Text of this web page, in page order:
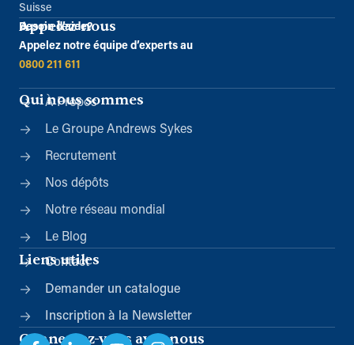
Suisse
Appelez-nous
Besoin d’aide?
Appelez notre équipe d’experts au
0800 211 611
Qui nous sommes
À Propos
Le Groupe Andrews Sykes
Recrutement
Nos dépôts
Notre réseau mondial
Le Blog
Liens utiles
Contact
Demander un catalogue
Inscription à la Newsletter
Connectez-vous avec nous